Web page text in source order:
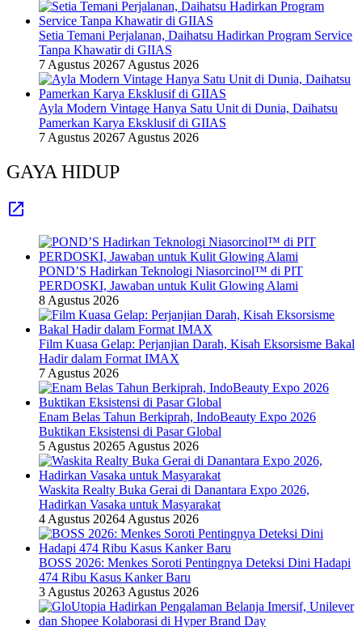
Setia Temani Perjalanan, Daihatsu Hadirkan Program Service
Tanpa Khawatir di GIIAS
7 Agustus 20267 Agustus 2026
Ayla Modern Vintage Hanya Satu Unit di Dunia, Daihatsu
Pamerkan Karya Eksklusif di GIIAS
7 Agustus 20267 Agustus 2026
GAYA HIDUP
POND’S Hadirkan Teknologi Niasorcinol™ di PIT
PERDOSKI, Jawaban untuk Kulit Glowing Alami
8 Agustus 2026
Film Kuasa Gelap: Perjanjian Darah, Kisah Eksorsisme Bakal
Hadir dalam Format IMAX
7 Agustus 2026
Enam Belas Tahun Berkiprah, IndoBeauty Expo 2026
Buktikan Eksistensi di Pasar Global
5 Agustus 20265 Agustus 2026
Waskita Realty Buka Gerai di Danantara Expo 2026,
Hadirkan Vasaka untuk Masyarakat
4 Agustus 20264 Agustus 2026
BOSS 2026: Menkes Soroti Pentingnya Deteksi Dini Hadapi
474 Ribu Kasus Kanker Baru
3 Agustus 20263 Agustus 2026